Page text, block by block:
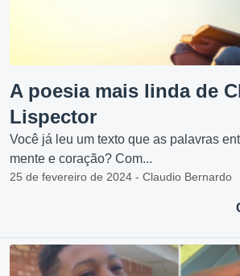
A poesia mais linda de
Lispector
Você já leu um texto que as palavras
mente e coração? Com...
25 de fevereiro de 2024 - Claudio Bernardo